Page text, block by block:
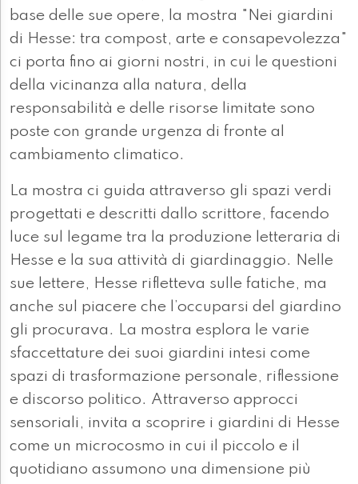
base delle sue opere, la mostra "Nei giardini
di Hesse: tra compost, arte e consapevolezza"
ci porta fino ai giorni nostri, in cui le questioni
della vicinanza alla natura, della
responsabilità e delle risorse limitate sono
poste con grande urgenza di fronte al
cambiamento climatico.
La mostra ci guida attraverso gli spazi verdi
progettati e descritti dallo scrittore, facendo
luce sul legame tra la produzione letteraria di
Hesse e la sua attività di giardinaggio. Nelle
sue lettere, Hesse rifletteva sulle fatiche, ma
anche sul piacere che l’occuparsi del giardino
gli procurava. La mostra esplora le varie
sfaccettature dei suoi giardini intesi come
spazi di trasformazione personale, riflessione
e discorso politico. Attraverso approcci
sensoriali, invita a scoprire i giardini di Hesse
come un microcosmo in cui il piccolo e il
quotidiano assumono una dimensione più